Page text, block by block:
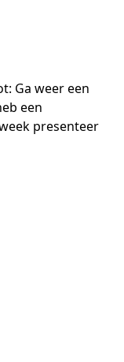
Ga weer een
een
presenteer